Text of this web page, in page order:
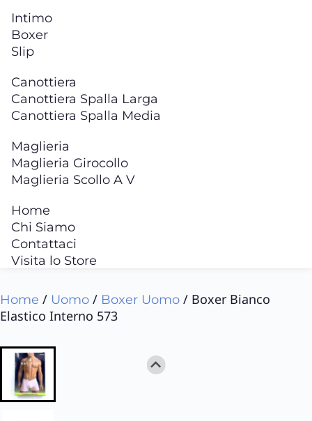
Intimo
Boxer
Slip
Canottiera
Canottiera Spalla Larga
Canottiera Spalla Media
Maglieria
Maglieria Girocollo
Maglieria Scollo A V
Home
Chi Siamo
Contattaci
Visita lo Store
Home / Uomo / Boxer Uomo / Boxer Bianco
Elastico Interno 573